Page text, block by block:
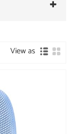
View as